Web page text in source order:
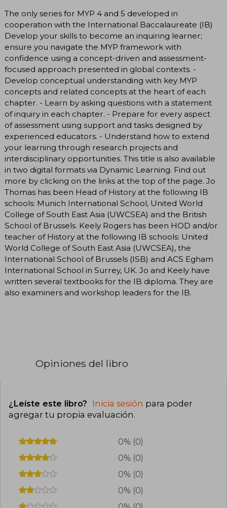
The only series for MYP 4 and 5 developed in
cooperation with the International Baccalaureate (IB)
Develop your skills to become an inquiring learner;
ensure you navigate the MYP framework with
confidence using a concept-driven and assessment-
focused approach presented in global contexts. -
Develop conceptual understanding with key MYP
concepts and related concepts at the heart of each
chapter. - Learn by asking questions with a statement
of inquiry in each chapter. - Prepare for every aspect
of assessment using support and tasks designed by
experienced educators. - Understand how to extend
your learning through research projects and
interdisciplinary opportunities. This title is also available
in two digital formats via Dynamic Learning. Find out
more by clicking on the links at the top of the page. Jo
Thomas has been Head of History at the following IB
schools: Munich International School, United World
College of South East Asia (UWCSEA) and the British
School of Brussels. Keely Rogers has been HOD and/or
teacher of History at the following IB schools: United
World College of South East Asia (UWCSEA), the
International School of Brussels (ISB) and ACS Egham
International School in Surrey, UK. Jo and Keely have
written several textbooks for the IB diploma. They are
also examiners and workshop leaders for the IB.
Opiniones del libro
¿Leíste este libro? Inicia sesión para poder
agregar tu propia evaluación.
0% (0)
0% (0)
0% (0)
0% (0)